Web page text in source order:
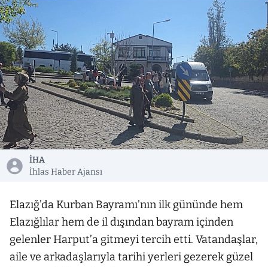
İHA
İhlas Haber Ajansı
Elazığ’da Kurban Bayramı’nın ilk gününde hem
Elazığlılar hem de il dışından bayram içinden
gelenler Harput’a gitmeyi tercih etti. Vatandaşlar,
aile ve arkadaşlarıyla tarihi yerleri gezerek güzel